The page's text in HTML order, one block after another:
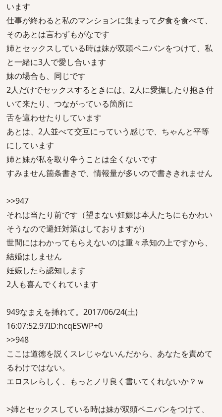
います
仕事が終わると私のマンションに集まって夕食を食べて、
そのあとは言わずもがなです
姉とセックスしている時は妹が双頭ペニバンをつけて、私
と一緒に3人で愛し合います
妹の場合も、同じです
2人だけでセックスするときには、2人に愛撫したり抱き付
いて来たり、つながっている箇所に
舌を這わせたりしています
あとは、2人並べて交互にっていう感じで、ちゃんと平等
にしています
姉と妹が私を取り争うことは全くないです
すみません箇条書きで、情報量が多いので書ききれません
>>947
それは当たり前です（望まない妊娠は本人たちにもかわい
そうなので避妊対策はしておりますが）
世間にはわかってもらえないのは重々承知の上ですから、
結婚はしません
妊娠したら認知します
2人も喜んでくれています
949なまえを挿れて。2017/06/24(土)
16:07:52.97ID:hcqESWP+0
>>948
ここは道徳を説くスレじゃないんだから、あなたを責めて
るわけではない。
エロスレらしく、もっとノリ良く書いてくれないか？ｗ
>姉とセックスしている時は妹が双頭ペニバンをつけて、